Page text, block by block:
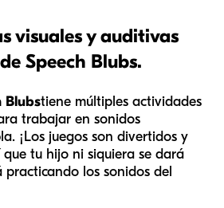
visuales y auditivas
Speech Blubs.
Blubstiene múltiples actividades
trabajar en sonidos
¡Los juegos son divertidos y
tu hijo ni siquiera se dará
los sonidos del